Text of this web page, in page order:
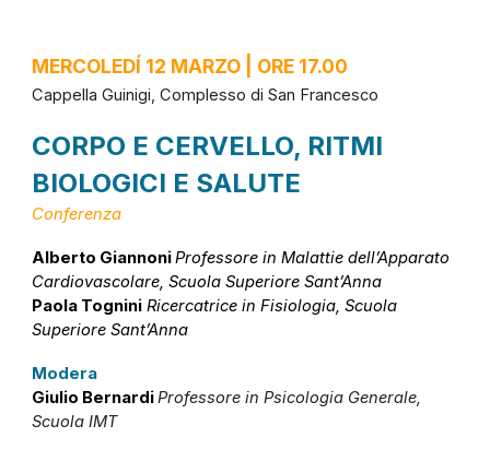
MERCOLEDÍ 12 MARZO | ORE 17.00
Cappella Guinigi, Complesso di San Francesco
CORPO E CERVELLO, RITMI
BIOLOGICI E SALUTE
Conferenza
Alberto GiannoniProfessore inMalattie dell’Apparato
Cardiovascolare , Scuola Superiore Sant’Anna
Paola Tognini Ricercatrice inFisiologia , Scuola
Superiore Sant’Anna
Modera
Giulio BernardiProfessore inPsicologia Generale
Scuola IMT